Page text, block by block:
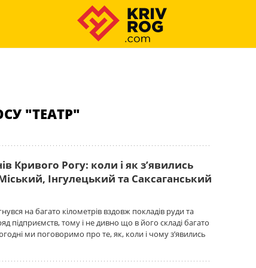
"ТЕАТР"
Кривого Рогу: коли і як з’явились
Інгулецький та Саксаганський
на багато кілометрів вздовж покладів руди та
підприємств, тому і не дивно що в його складі багато
ми поговоримо про те, як, коли і чому з’явились